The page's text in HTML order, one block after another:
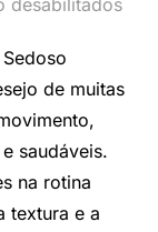
de muitas
saudáveis.
na rotina
textura e a